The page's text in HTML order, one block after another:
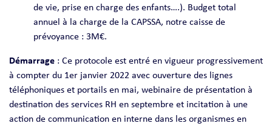
de vie, prise en charge des enfants….). Budget total
annuel à la charge de la CAPSSA, notre caisse de
prévoyance : 3M€.
Démarrage : Ce protocole est entré en vigueur progressivement
à compter du 1er janvier 2022 avec ouverture des lignes
téléphoniques et portails en mai, webinaire de présentation à
destination des services RH en septembre et incitation à une
action de communication en interne dans les organismes en